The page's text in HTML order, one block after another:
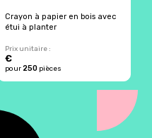
Crayon à papier en bois avec
étui à planter
Prix unitaire :
€
pour250 pièces